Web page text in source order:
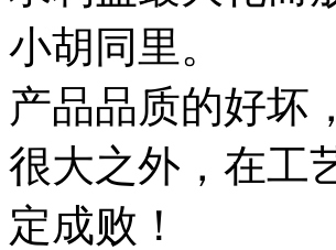
小胡同里。
产品品质的好坏
很大之外，在工
定成败！